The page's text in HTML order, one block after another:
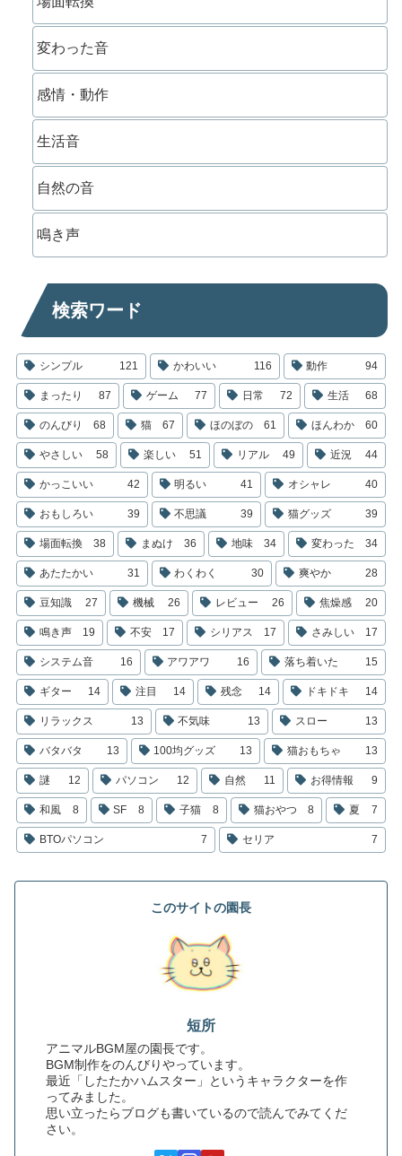
変わった音
感情・動作
生活音
自然の音
鳴き声
検索ワード
シンプル 121 かわいい 116 動作 94
まったり 87 ゲーム 77 日常 72 生活 68
のんびり 68 猫 67 ほのぼの 61 ほんわか 60
やさしい 58 楽しい 51 リアル 49 近況 44
かっこいい 42 明るい 41 オシャレ 40
おもしろい 39 不思議 39 猫グッズ 39
場面転換 38 まぬけ 36 地味 34 変わった 34
あたたかい 31 わくわく 30 爽やか 28
豆知識 27 機械 26 レビュー 26 焦燥感 20
鳴き声 19 不安 17 シリアス 17 さみしい 17
システム音 16 アワアワ 16 落ち着いた 15
ギター 14 注目 14 残念 14 ドキドキ 14
リラックス 13 不気味 13 スロー 13
バタバタ 13 100均グッズ 13 猫おもちゃ 13
謎 12 パソコン 12 自然 11 お得情報 9
和風 8 SF 8 子猫 8 猫おやつ 8 夏 7
BTOパソコン 7 セリア 7
このサイトの園長
短所
アニマルBGM屋の園長です。
BGM制作をのんびりやっています。
最近「したたかハムスター」というキャラクターを作
ってみました。
思い立ったらブログも書いているので読んでみてくだ
さい。